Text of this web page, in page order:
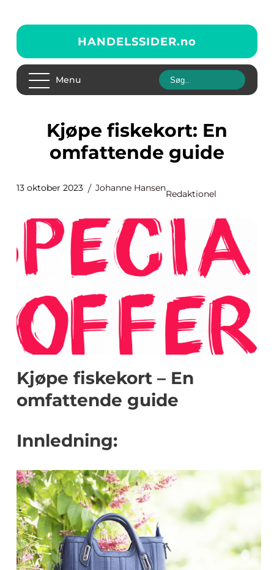
HANDELSSIDER.no
Menu
Kjøpe fiskekort: En
omfattende guide
13 oktober 2023 Johanne Hansen
Redaktionel
Kjøpe fiskekort – En
omfattende guide
Innledning: